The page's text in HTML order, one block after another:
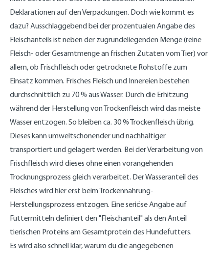
Deklarationen auf den Verpackungen. Doch wie kommt es
dazu? Ausschlaggebend bei der prozentualen Angabe des
Fleischanteils ist neben der zugrundeliegenden Menge (reine
Fleisch- oder Gesamtmenge an frischen Zutaten vom Tier) vor
allem, ob Frischfleisch oder getrocknete Rohstoffe zum
Einsatz kommen. Frisches Fleisch und Innereien bestehen
durchschnittlich zu 70 % aus Wasser. Durch die Erhitzung
während der Herstellung von Trockenfleisch wird das meiste
Wasser entzogen. So bleiben ca. 30 % Trockenfleisch übrig.
Dieses kann umweltschonender und nachhaltiger
transportiert und gelagert werden. Bei der Verarbeitung von
Frischfleisch wird dieses ohne einen vorangehenden
Trocknungsprozess gleich verarbeitet. Der Wasseranteil des
Fleisches wird hier erst beim Trockennahrung-
Herstellungsprozess entzogen. Eine seriöse Angabe auf
Futtermitteln definiert den "Fleischanteil" als den Anteil
tierischen Proteins am Gesamtprotein des Hundefutters.
Es wird also schnell klar, warum du die angegebenen